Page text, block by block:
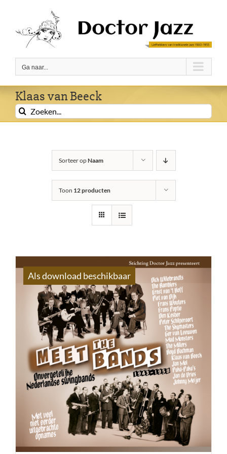
inhoud
Ga naar...
Klaas van Beeck
Zoeken
naar:
Sorteer opNaam
Toon 12 producten
Als download beschikbaar